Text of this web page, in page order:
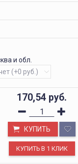
и обл.
170,54 руб.
КУПИТЬ